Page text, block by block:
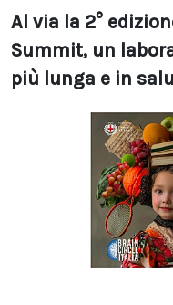
Al via la 2°
Summit, un
più lunga e in